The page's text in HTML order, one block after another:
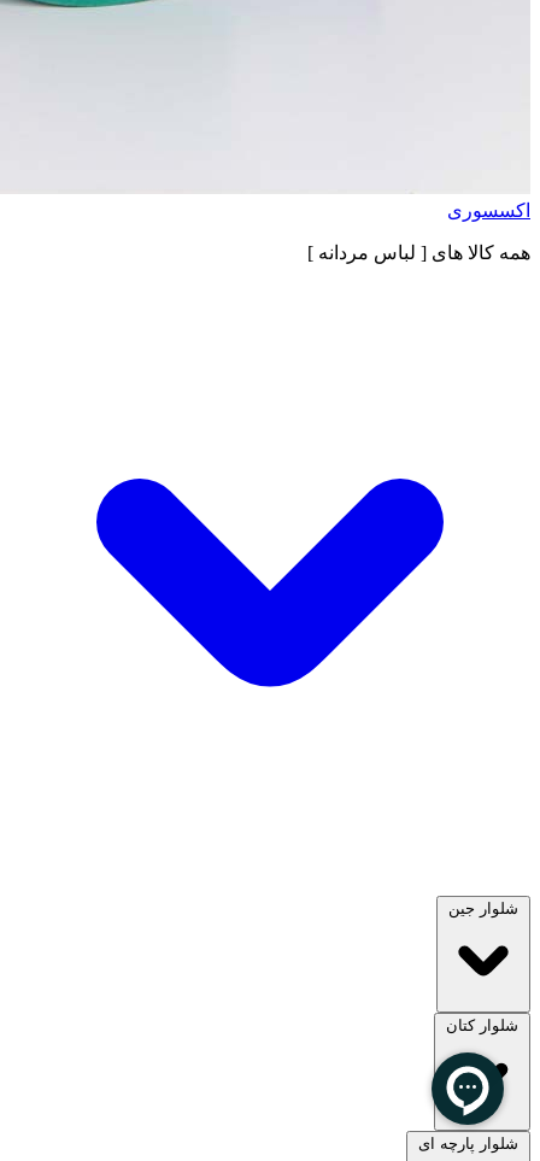
اکسسوری
همه کالا های [ لباس مردانه ]
شلوار جین
مشاهده همه
شلوار کتان
شلوار پارچه ای